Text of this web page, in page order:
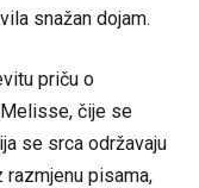
snažan dojam.
priču o
čije se
se srca održavaju
pisama,